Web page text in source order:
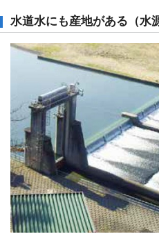
水道水にも産地がある（水